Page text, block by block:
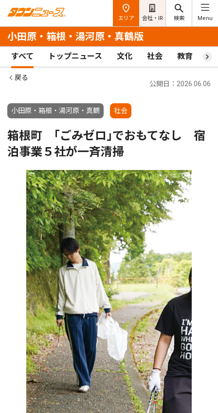
エリア 会社・IR 検索 Menu
小田原・箱根・湯河原・真鶴版
すべて トップニュース 文化 社会 教育 ス
戻る
小田原・箱根・湯河原・真鶴 社会
公開日：2026.06.06
箱根町 ｢ごみゼロ｣でおもてなし 宿
泊事業５社が一斉清掃